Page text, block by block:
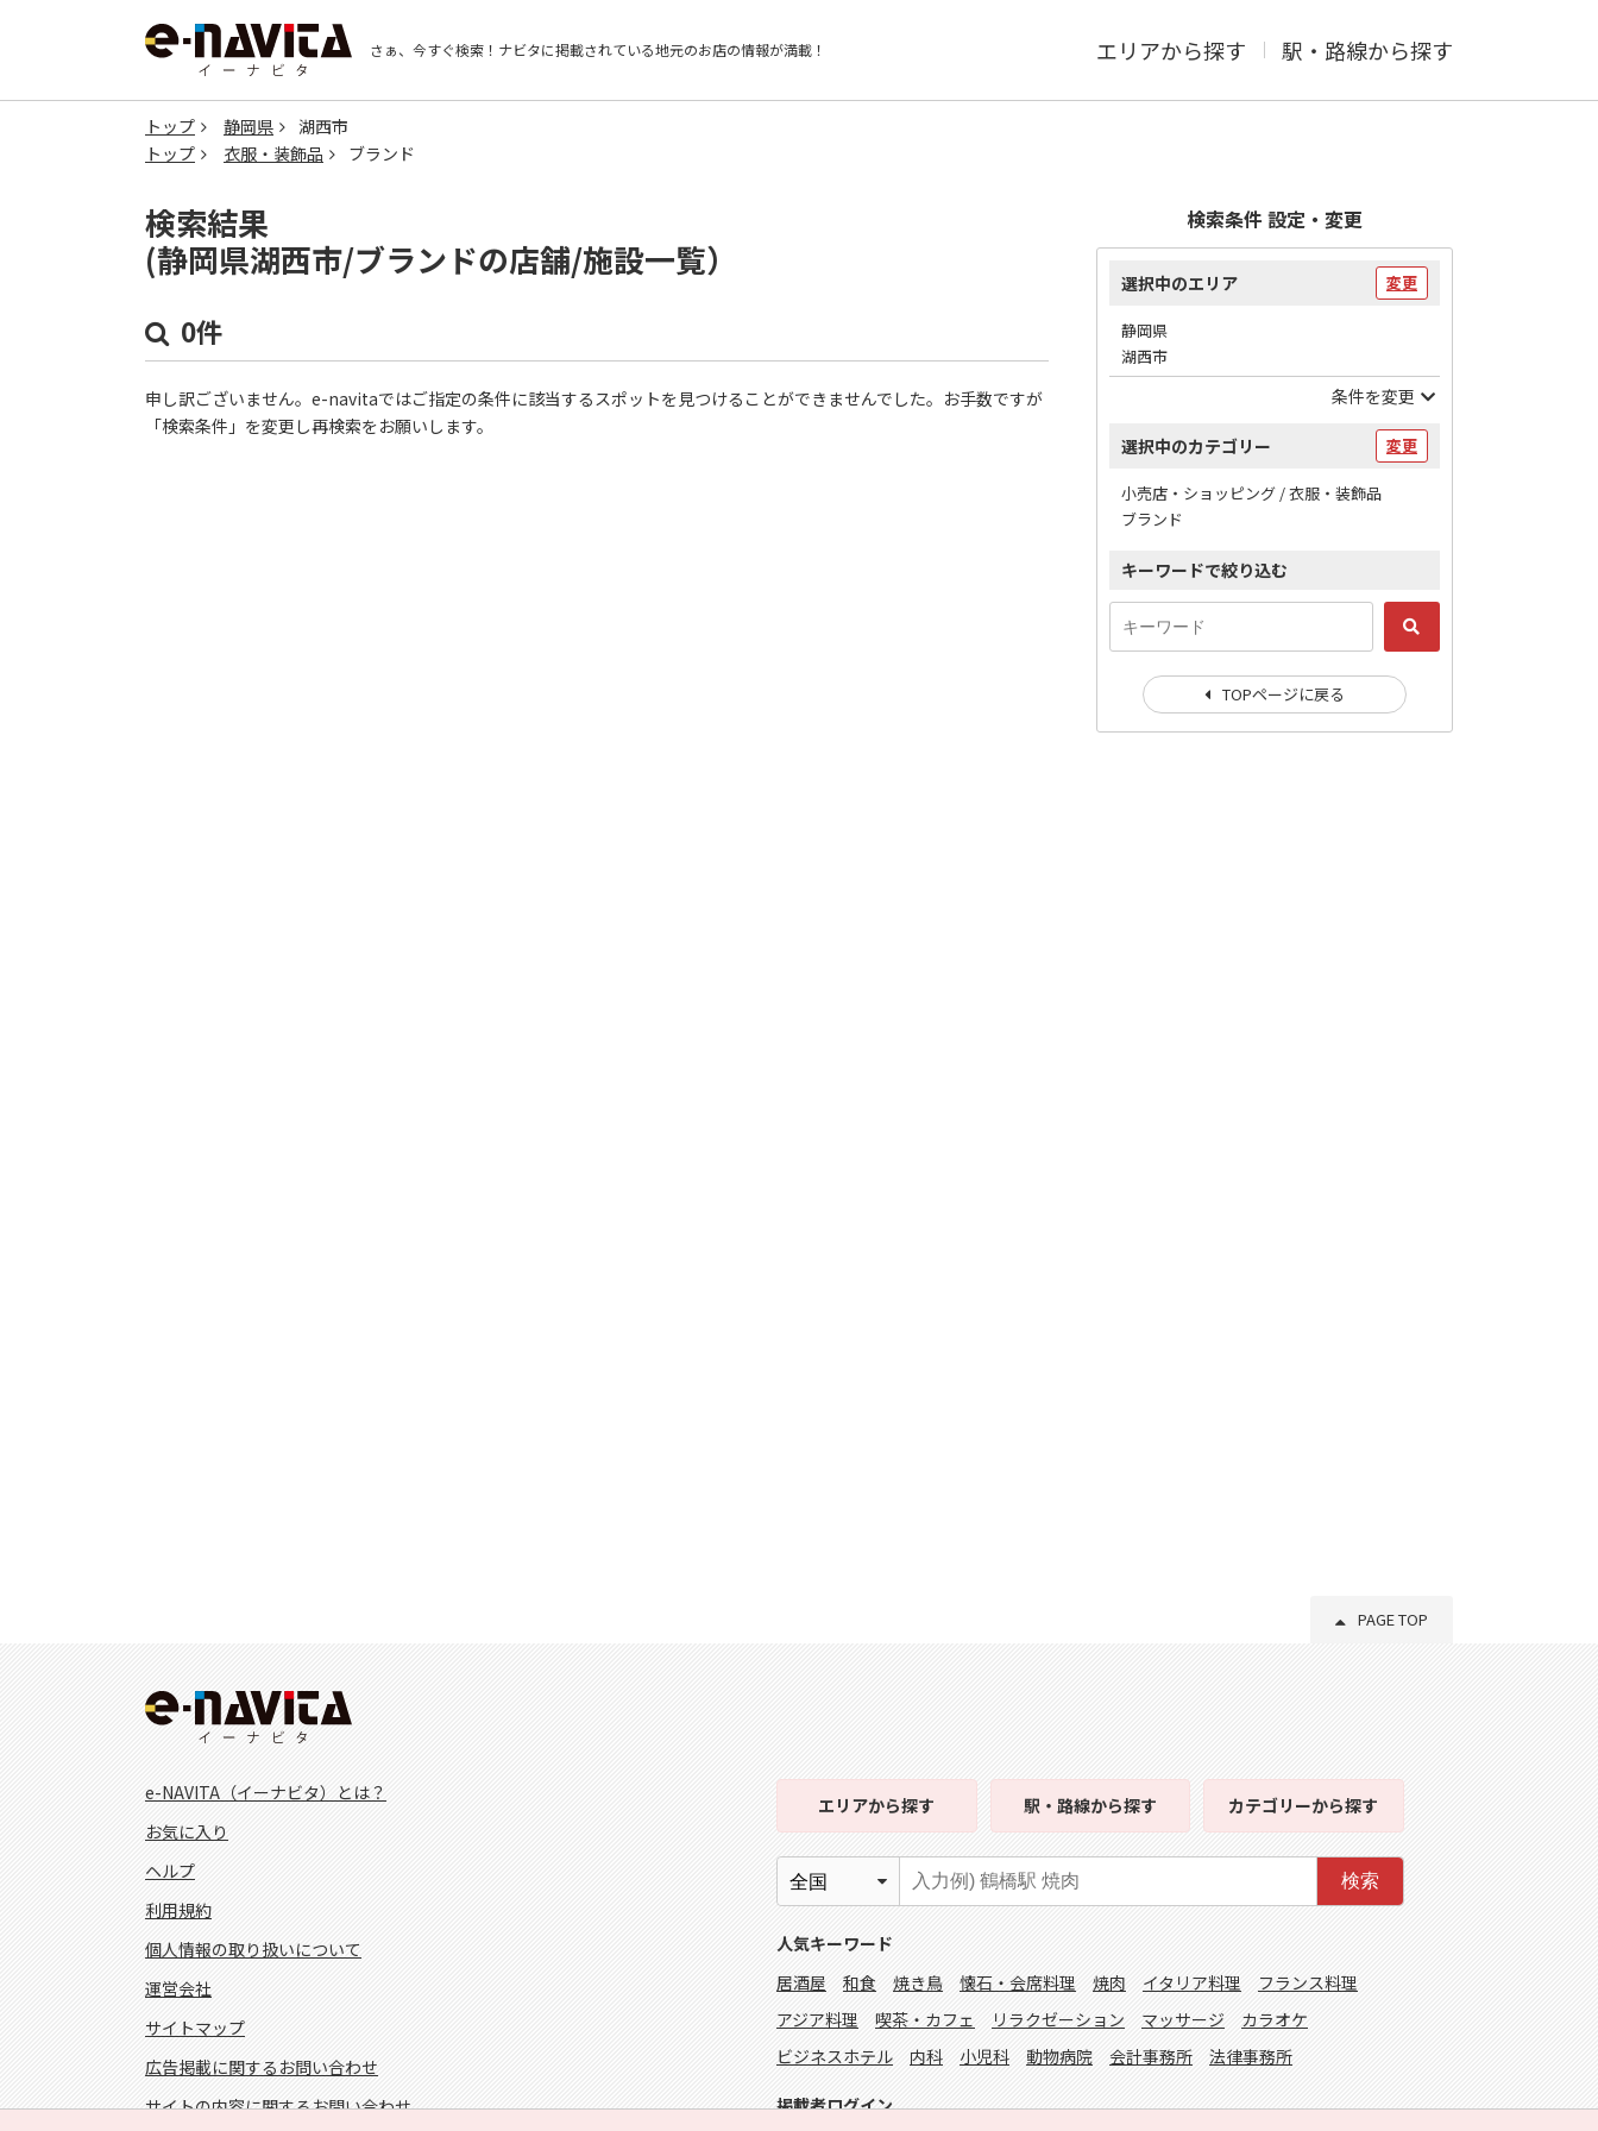
さぁ、今すぐ検索！ ナビタに掲載されている地元のお店の情報が満載！ エリアから探す 駅・路線から探す
トップ 静岡県
湖西市
トップ
衣服・装飾品 ブランド
検索結果
(静岡県湖西市/ブランドの店舗/施設一覧）
0件
申し訳ございません。e-navitaではご指定の条件に該当するスポットを見つけることができませんでした。お手数ですが
「検索条件」を変更し再検索をお願いします。
検索条件 設定・変更
選択中のエリア 変更
静岡県
湖西市
条件を変更
選択中のカテゴリー 変更
小売店・ショッピング / 衣服・装飾品
ブランド
キーワードで絞り込む
TOPページに戻る
PAGE TOP
e-NAVITA（イーナビタ）とは？
お気に入り
ヘルプ
利用規約
個人情報の取り扱いについて
運営会社
サイトマップ
広告掲載に関するお問い合わせ
サイトの内容に関するお問い合わせ
エリアから探す 駅・路線から探す カテゴリーから探す
検索
人気キーワード
居酒屋
和食 焼き鳥 懐石・会席料理 焼肉 イタリア料理
フランス料理
アジア料理
喫茶・カフェ リラクゼーション マッサージ
カラオケ
ビジネスホテル
内科 小児科 動物病院 会計事務所 法律事務所
掲載者ログイン